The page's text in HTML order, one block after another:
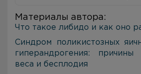
Материалы автора:
Что такое либидо и как оно
Синдром поликистозных
гиперандрогения:
веса и бесплодия